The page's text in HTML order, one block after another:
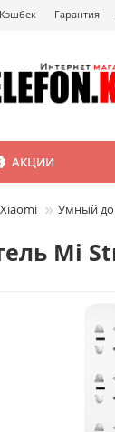
Гарантия
АКЦИИ
Умный
Mi